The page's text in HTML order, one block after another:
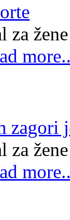
za žene
zagori
za žene